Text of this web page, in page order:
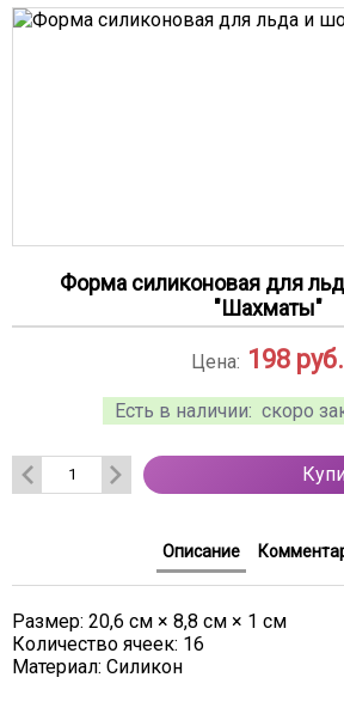
Форма силиконовая для
"Шахматы"
Есть в наличии: скоро
Цена: 198 руб.
Описание
Размер: 20,6 см × 8,8 см × 1 см
Количество ячеек: 16
Материал: Силикон